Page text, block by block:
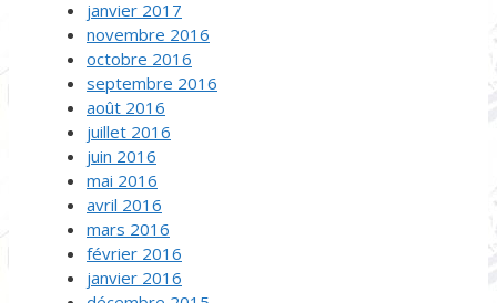
janvier 2017
novembre 2016
octobre 2016
septembre 2016
août 2016
juillet 2016
juin 2016
mai 2016
avril 2016
mars 2016
février 2016
janvier 2016